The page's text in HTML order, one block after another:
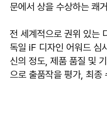
문에서 상을 수상하는 쾌
전 세계적으로 권위 있는
독일 iF 디자인 어워드 심
신의 정도, 제품 품질 및
으로 출품작을 평가, 최종